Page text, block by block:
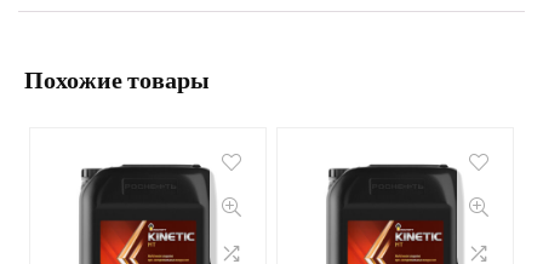
Похожие товары